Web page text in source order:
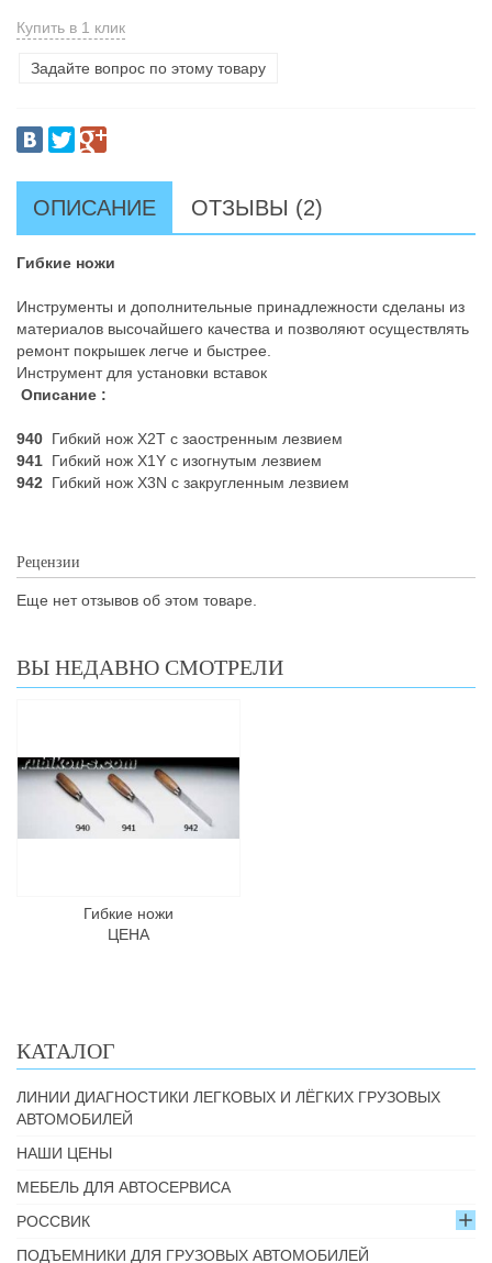
Купить в 1 клик
Задайте вопрос по этому товару
ОПИСАНИЕ ОТЗЫВЫ (2)
Гибкие ножи
Инструменты и дополнительные принадлежности сделаны из
материалов высочайшего качества и позволяют осуществлять
ремонт покрышек легче и быстрее.
Инструмент для установки вставок
Описание :
940 Гибкий нож Х2Т с заостренным лезвием
941 Гибкий нож Х1Y с изогнутым лезвием
942 Гибкий нож X3N с закругленным лезвием
Рецензии
Еще нет отзывов об этом товаре.
ВЫ НЕДАВНО СМОТРЕЛИ
Гибкие ножи
ЦЕНА
КАТАЛОГ
ЛИНИИ ДИАГНОСТИКИ ЛЕГКОВЫХ И ЛЁГКИХ ГРУЗОВЫХ
АВТОМОБИЛЕЙ
НАШИ ЦЕНЫ
МЕБЕЛЬ ДЛЯ АВТОСЕРВИСА
РОССВИК
ПОДЪЕМНИКИ ДЛЯ ГРУЗОВЫХ АВТОМОБИЛЕЙ